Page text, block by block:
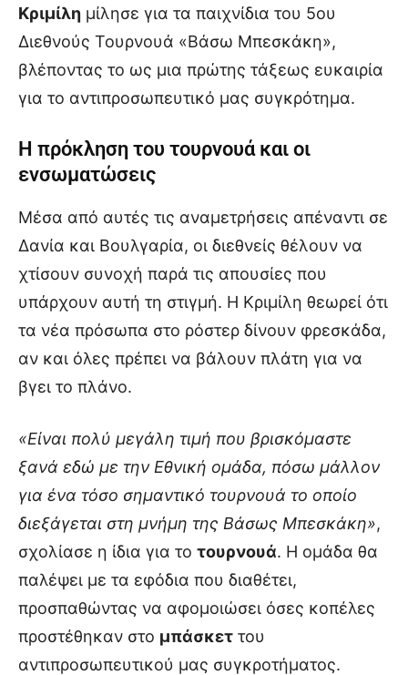
Κριμίλη μίλησε για τα παιχνίδια του 5ου
Διεθνούς Τουρνουά «Βάσω Μπεσκάκη»,
βλέποντας το ως μια πρώτης τάξεως ευκαιρία
για το αντιπροσωπευτικό μας συγκρότημα.
Η πρόκληση του τουρνουά και οι
ενσωματώσεις
Μέσα από αυτές τις αναμετρήσεις απέναντι σε
Δανία και Βουλγαρία, οι διεθνείς θέλουν να
χτίσουν συνοχή παρά τις απουσίες που
υπάρχουν αυτή τη στιγμή. Η Κριμίλη θεωρεί ότι
τα νέα πρόσωπα στο ρόστερ δίνουν φρεσκάδα,
αν και όλες πρέπει να βάλουν πλάτη για να
βγει το πλάνο.
«Είναι πολύ μεγάλη τιμή που βρισκόμαστε
ξανά εδώ με την Εθνική ομάδα, πόσω μάλλον
για ένα τόσο σημαντικό τουρνουά το οποίο
διεξάγεται στη μνήμη της Βάσως Μπεσκάκη»,
σχολίασε η ίδια για το τουρνουά. Η ομάδα θα
παλέψει με τα εφόδια που διαθέτει,
προσπαθώντας να αφομοιώσει όσες κοπέλες
προστέθηκαν στο μπάσκετ του
αντιπροσωπευτικού μας συγκροτήματος.